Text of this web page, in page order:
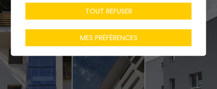
TOUT REFUSER
MES PRÉFÉRENCES